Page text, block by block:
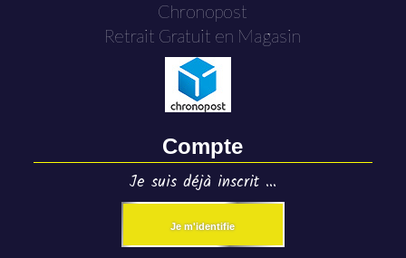
Chronopost
Retrait Gratuit en Magasin
Compte
Je suis déjà inscrit ...
Je m'identifie